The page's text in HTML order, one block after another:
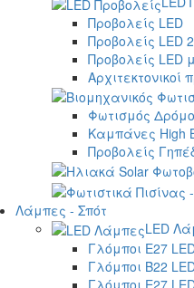
Προβολείς LED
Προβολείς LED
Προβολείς LED
Αρχιτεκτονικοί
Φωτισμός
Καμπάνες High
Προβολείς
Λάμπες - Σπότ
LED
Γλόμποι E27
Γλόμποι B22
Γλόμποι E27